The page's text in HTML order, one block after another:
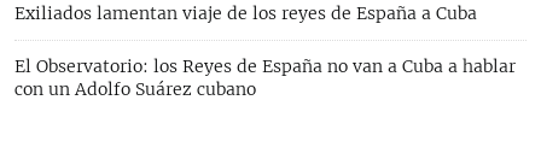
Exiliados lamentan viaje de los reyes de España a Cuba
El Observatorio: los Reyes de España no van a Cuba a hablar
con un Adolfo Suárez cubano